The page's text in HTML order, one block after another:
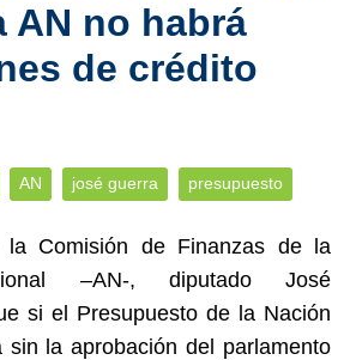
AN no habrá
de crédito
AN josé guerra presupuesto
la Comisión de Finanzas de la
–AN-, diputado José
si el Presupuesto de la Nación
sin la aprobación del parlamento